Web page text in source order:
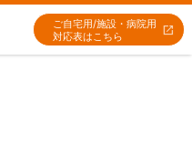
ご自宅用/施設・病院用
対応表はこちら